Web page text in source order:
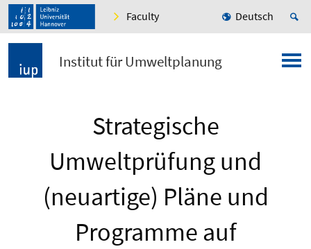
Faculty Deutsch
Institut für Umweltplanung
Strategische
Umweltprüfung und
(neuartige) Pläne und
Programme auf